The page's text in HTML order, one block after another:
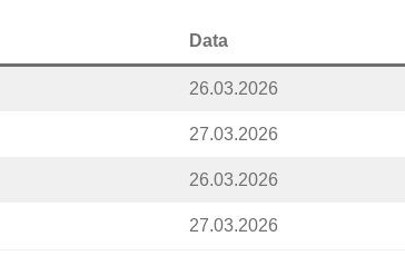
Data
26.03.2026
27.03.2026
26.03.2026
27.03.2026